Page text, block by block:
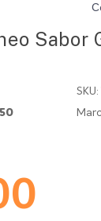
Sabor
SKU: